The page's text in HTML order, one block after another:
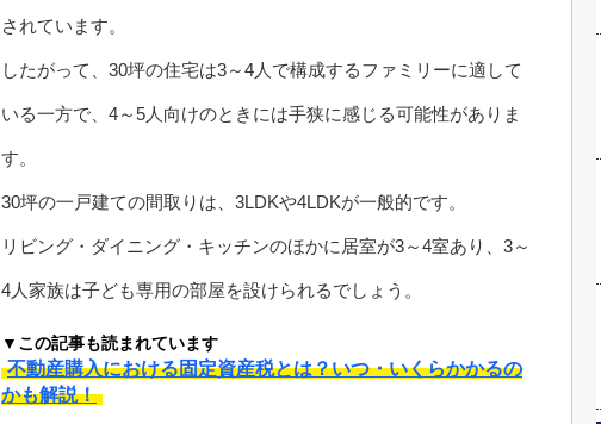
されています。
したがって、30坪の住宅は3～4人で構成するファミリーに適して
いる一方で、4～5人向けのときには手狭に感じる可能性がありま
す。
30坪の一戸建ての間取りは、3LDKや4LDKが一般的です。
リビング・ダイニング・キッチンのほかに居室が3～4室あり、3～
4人家族は子ども専用の部屋を設けられるでしょう。
▼この記事も読まれています
不動産購入における固定資産税とは？いつ・いくらかかるの
かも解説！